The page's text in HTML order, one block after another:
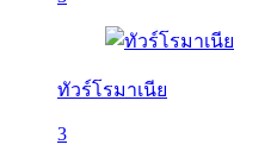
ทัวร์โรมาเนีย
3